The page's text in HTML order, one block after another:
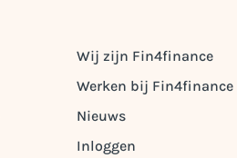
Wij zijn Fin4finance
Werken bij Fin4finance
Nieuws
Inloggen